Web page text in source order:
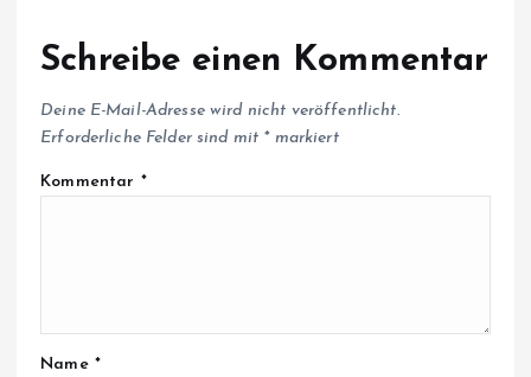
Schreibe einen Kommentar
Deine E-Mail-Adresse wird nicht veröffentlicht.
Erforderliche Felder sind mit *markiert
Kommentar *
Name *